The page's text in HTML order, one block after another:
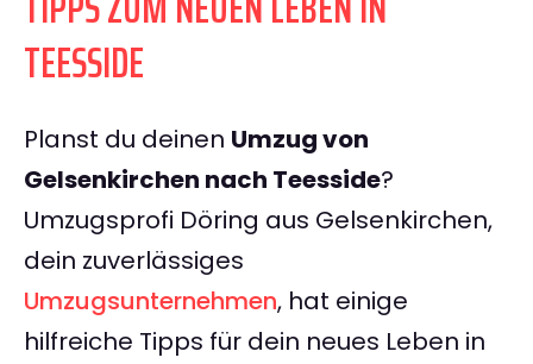
TEESSIDE
Planst du deinen Umzug von
Gelsenkirchen nach Teesside?
Umzugsprofi Döring aus Gelsenkirchen,
dein zuverlässiges
Umzugsunternehmen, hat einige
hilfreiche Tipps für dein neues Leben in